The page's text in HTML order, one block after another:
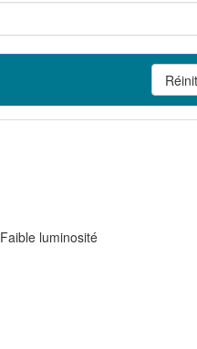
Faible luminosité